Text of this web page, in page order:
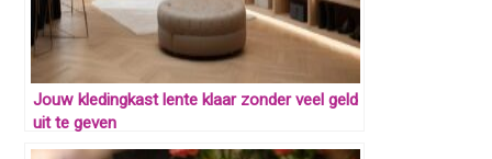
Jouw kledingkast lente klaar zonder veel geld
uit te geven